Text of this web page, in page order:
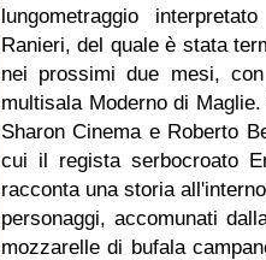
lungometraggio
Ranieri, del quale è stata
nei prossimi due mesi,
multisala Moderno di
Sharon Cinema e Roberto
cui il regista serbocroato
racconta una storia
personaggi, accomunati
mozzarelle di bufala